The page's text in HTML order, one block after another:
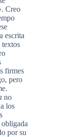
Creo
escrita
textos
firmes
pero
no
los
por su